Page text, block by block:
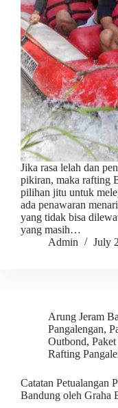
Jika rasa lelah dan
pikiran, maka rafting
pilihan jitu untuk
ada penawaran
yang tidak bisa
yang masih…
Admin
July
Arung Jeram
Pangalengan,
Outbond,
Rafting
Catatan Petualangan
Bandung oleh Graha